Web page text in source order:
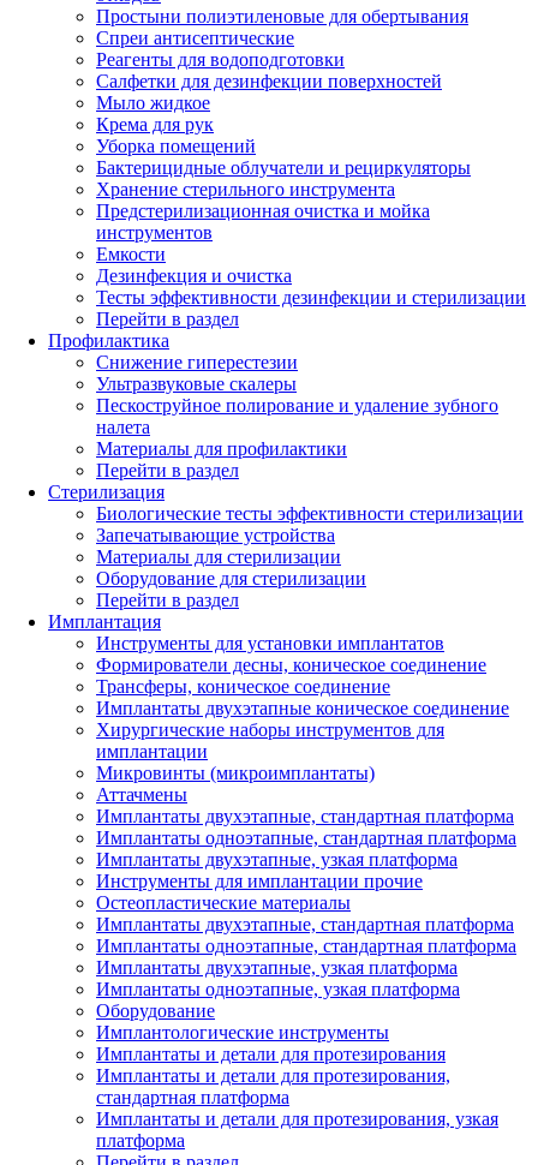
Простыни полиэтиленовые для обертывания
Спреи антисептические
Реагенты для водоподготовки
Салфетки для дезинфекции поверхностей
Мыло жидкое
Крема для рук
Уборка помещений
Бактерицидные облучатели и рециркуляторы
Хранение стерильного инструмента
Предстерилизационная очистка и мойка
инструментов
Емкости
Дезинфекция и очистка
Тесты эффективности дезинфекции и стерилизации
Перейти в раздел
Профилактика
Снижение гиперестезии
Ультразвуковые скалеры
Пескоструйное полирование и удаление зубного
налета
Материалы для профилактики
Перейти в раздел
Стерилизация
Биологические тесты эффективности стерилизации
Запечатывающие устройства
Материалы для стерилизации
Оборудование для стерилизации
Перейти в раздел
Имплантация
Инструменты для установки имплантатов
Формирователи десны, коническое соединение
Трансферы, коническое соединение
Имплантаты двухэтапные коническое соединение
Хирургические наборы инструментов для
имплантации
Микровинты (микроимплантаты)
Аттачмены
Имплантаты двухэтапные, стандартная платформа
Имплантаты одноэтапные, стандартная платформа
Имплантаты двухэтапные, узкая платформа
Инструменты для имплантации прочие
Остеопластические материалы
Имплантаты двухэтапные, стандартная платформа
Имплантаты одноэтапные, стандартная платформа
Имплантаты двухэтапные, узкая платформа
Имплантаты одноэтапные, узкая платформа
Оборудование
Имплантологические инструменты
Имплантаты и детали для протезирования
Имплантаты и детали для протезирования,
стандартная платформа
Имплантаты и детали для протезирования, узкая
платформа